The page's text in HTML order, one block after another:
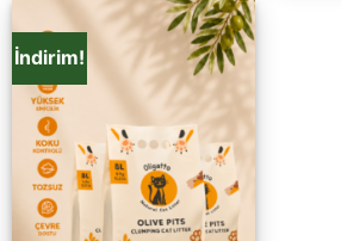
İndirim!